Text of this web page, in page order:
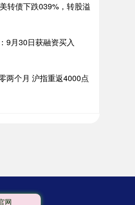
转债下跌039%，转股溢
9月30日获融资买入
两个月 沪指重返4000点
网